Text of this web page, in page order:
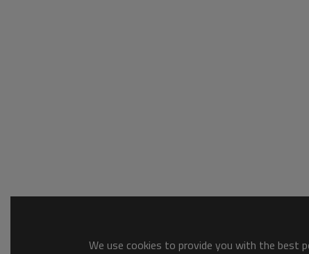
We use cookies to provide you with the best